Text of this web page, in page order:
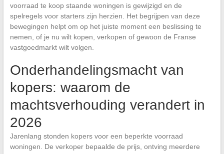
voorraad te koop staande woningen is gewijzigd en de
spelregels voor starters zijn herzien. Het begrijpen van deze
bewegingen helpt om op het juiste moment een beslissing te
nemen, of je nu wilt kopen, verkopen of gewoon de Franse
vastgoedmarkt wilt volgen.
Onderhandelingsmacht van
kopers: waarom de
machtsverhouding verandert in
2026
Jarenlang stonden kopers voor een beperkte voorraad
woningen. De verkoper bepaalde de prijs, ontving meerdere